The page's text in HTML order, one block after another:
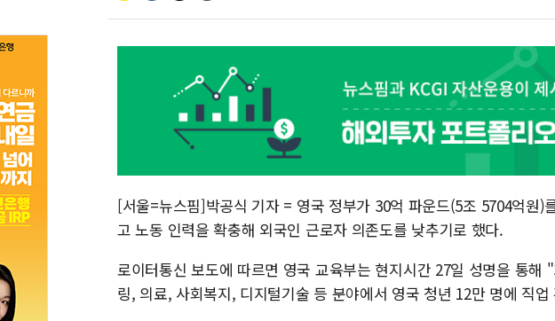
[서울=뉴스핌]박공식 기자 = 영국 정부가 30억 파운드(5조 5704억원)
고 노동 인력을 확충해 외국인 근로자 의존도를 낮추기로 했다.
로이터통신 보도에 따르면 영국 교육부는 현지시간 27일 성명을 통해
링, 의료, 사회복지, 디지털기술 등 분야에서 영국 청년 12만 명에 직